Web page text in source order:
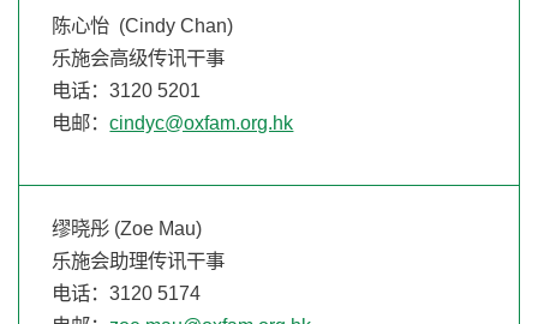
陈心怡 (Cindy Chan)
乐施会高级传讯干事
电话：3120 5201
电邮：cindyc@oxfam.org.hk
缪晓彤 (Zoe Mau)
乐施会助理传讯干事
电话：3120 5174